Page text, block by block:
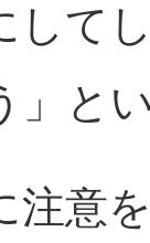
して
」と
注意